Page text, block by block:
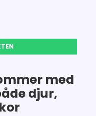
med
djur,